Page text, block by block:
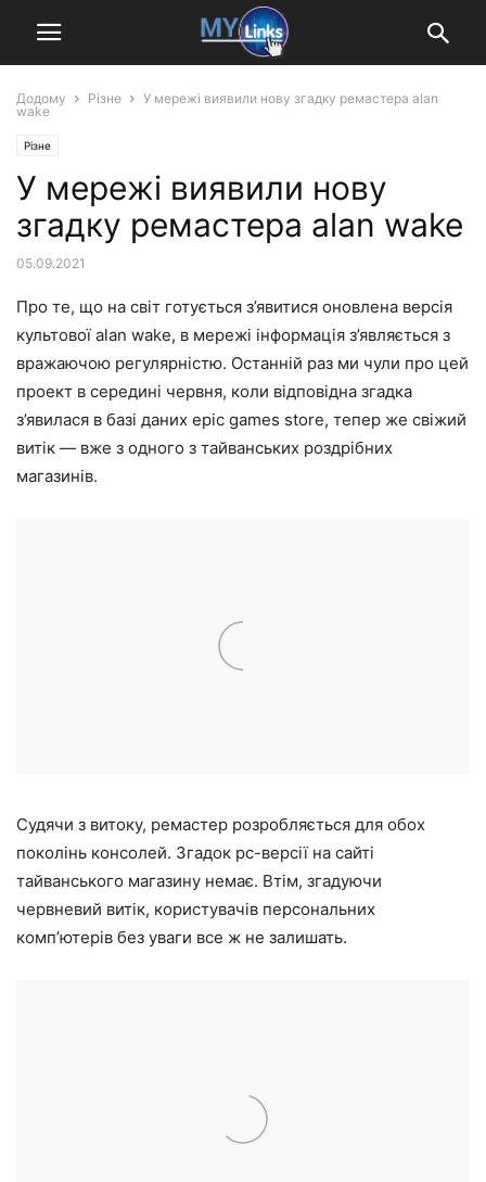
Додому Різне
У мережі виявили нову згадку ремастера alan
wake
Різне
У мережі виявили нову
згадку ремастера alan wake
05.09.2021
Про те, що на світ готується з’явитися оновлена версія
культової alan wake, в мережі інформація з’являється з
вражаючою регулярністю. Останній раз ми чули про цей
проект в середині червня, коли відповідна згадка
з’явилася в базі даних epic games store, тепер же свіжий
витік — вже з одного з тайванських роздрібних
магазинів.
Судячи з витоку, ремастер розробляється для обох
поколінь консолей. Згадок pc-версії на сайті
тайванського магазину немає. Втім, згадуючи
червневий витік, користувачів персональних
комп’ютерів без уваги все ж не залишать.